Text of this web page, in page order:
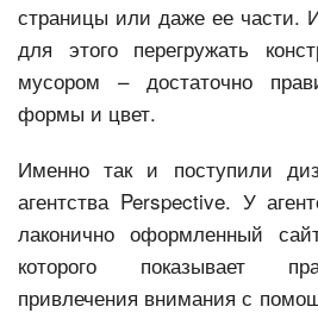
страницы или даже ее части.
для этого перегружать
мусором – достаточно
формы и цвет.
Именно так и поступили
агентства Perspective. У
лаконично оформленный
которого показывает
привлечения внимания с